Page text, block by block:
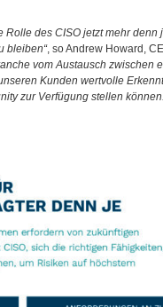
des CISO jetzt mehr
bleiben“, so Andrew Howard,
vom Austausch zwischen
Kunden wertvolle
zur Verfügung stellen